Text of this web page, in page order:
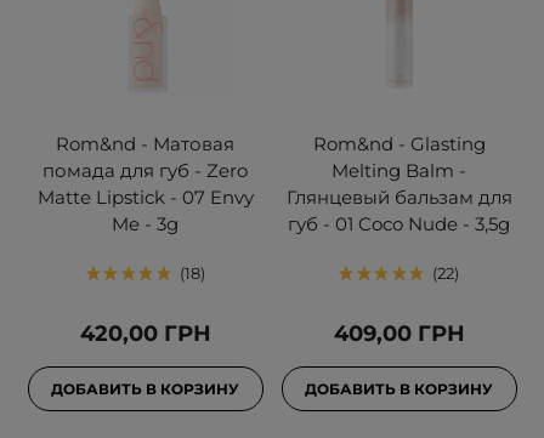
Rom&nd - Матовая
помада для губ - Zero
Matte Lipstick - 07 Envy
Me - 3g
18
420,00 ГРН
ДОБАВИТЬ В КОРЗИНУ
Rom&nd - Glasting
Melting Balm -
Глянцевый бальзам для
губ - 01 Coco Nude - 3,5g
22
409,00 ГРН
ДОБАВИТЬ В КОРЗИНУ